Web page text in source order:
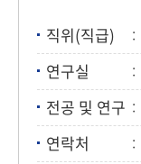
직위(직급)
연구실
전공 및 연구
연락처